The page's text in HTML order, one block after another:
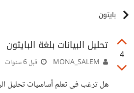
بايثون
4
تحليل البيانات بلغة البايثون
قبل 6 سنوات
هل ترغب فى تعلم أساسيات تحليل